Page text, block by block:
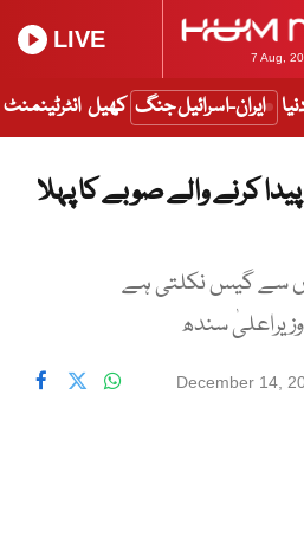
7 Aug,
LIVE
ایران-اسرائیل جنگ کھیل انٹرٹینمنٹ
کرنے والے صوبے کا پہلا
جہاں سے گیس نکلتی ہے
سندھ
December 14,